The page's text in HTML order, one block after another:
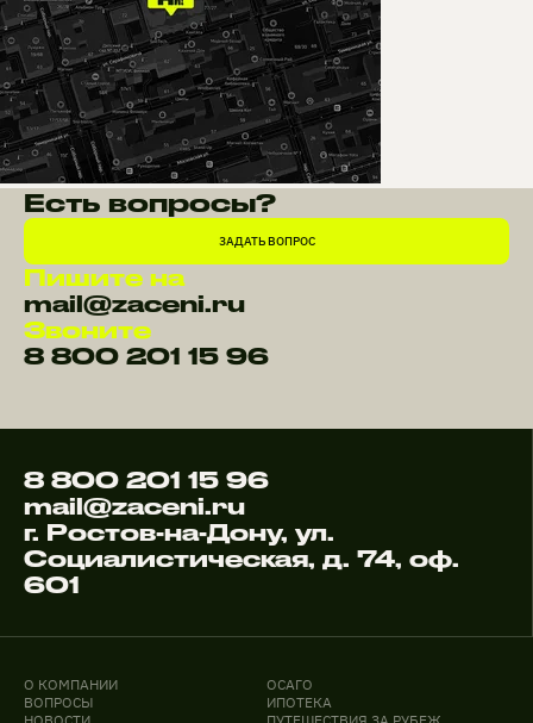
Есть вопросы?
ЗАДАТЬ ВОПРОС
Пишите на
mail@zaceni.ru
Звоните
8 800 201 15 96
8 800 201 15 96
mail@zaceni.ru
г. Ростов-на-Дону, ул.
Социалистическая, д. 74, оф.
601
О КОМПАНИИ
ВОПРОСЫ
ОСАГО
ИПОТЕКА